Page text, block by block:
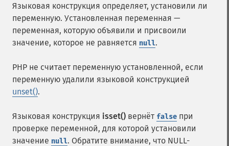
Языковая конструкция определяет, установили ли
переменную. Установленная переменная —
переменная, которую объявили и присвоили
значение, которое не равняется null.
PHP не считает переменную установленной, если
переменную удалили языковой конструкцией
unset().
Языковая конструкция isset() вернёт false при
проверке переменной, для которой установили
значение null. Обратите внимание, что NULL-